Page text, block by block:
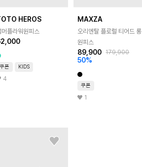
HEROS
머플라워원피스
쿠폰 KIDS
4
MAXZA
오리엔탈 플로럴 티어드 롱
원피스
89,900 179,900
50%
쿠폰
1